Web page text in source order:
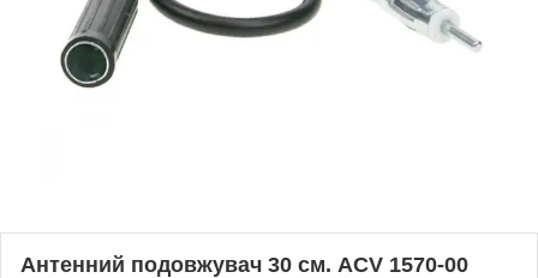
Антенний подовжувач 30 см. ACV 1570-00